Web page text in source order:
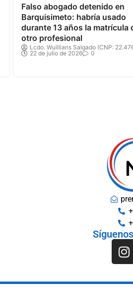
Falso abogado detenido en
Barquisimeto: habría usado
durante 13 años la matrícula
otro profesional
Lcdo. Wuillians Salgado (CNP:
22 de julio de 2026
0